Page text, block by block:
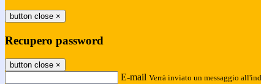
button close ×
Recupero password
button close ×
E-mail Verrà inviato un messaggio